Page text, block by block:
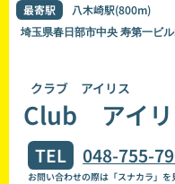
最寄駅 八木崎駅(800m)
埼玉県春日部市中央 寿第一ビル
クラブ アイリス
Club アイ
TEL 048-755-
お問い合わせの際は「スナカラ」